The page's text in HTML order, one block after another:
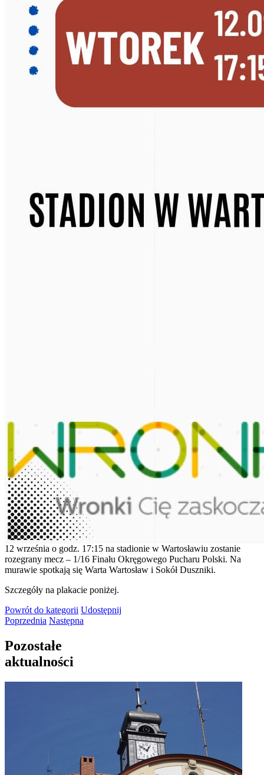
12 września o godz. 17:15 na stadionie w Wartosławiu zostanie
rozegrany mecz – 1/16 Finału Okręgowego Pucharu Polski. Na
murawie spotkają się Warta Wartosław i Sokół Duszniki.
Szczegóły na plakacie poniżej.
Powrót do kategorii Udostępnij
Poprzednia Następna
Pozostałe
aktualności